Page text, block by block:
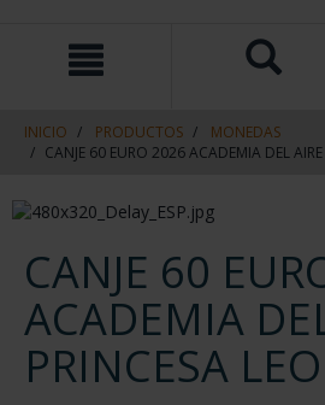
contenido
navegacin
INICIO PRODUCTOS
MONEDAS
CANJE 60 EURO 2026 ACADEMIA DEL
CANJE 60
ACADEMIA
PRINCESA